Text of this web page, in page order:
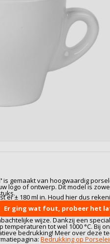
'is gemaakt van hoogwaardig
logo of ontwerp. Dit model is
er ± 180 ml in. Houd hier dus
dat je niet te klein bestelt.
graag met je mee. Neem
wijze. Dankzij een
tot wel 1000 °C. Bij
bedrukking! Meer over deze
Bedrukking op
Er ging wat fout, probeer het